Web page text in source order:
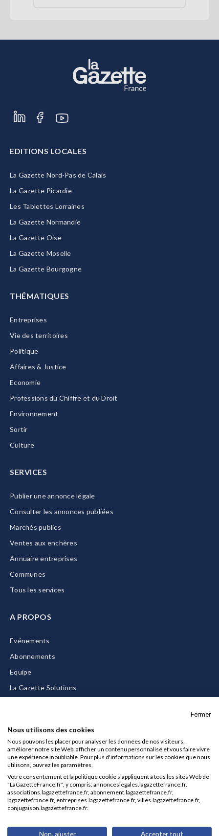
EDITIONS LOCALES
La Gazette Nord-Pas de Calais
La Gazette Picardie
Les Tablettes Lorraines
La Gazette Normandie
La Gazette Oise
La Gazette Moselle
La Gazette Bourgogne
THÉMATIQUES
Entreprises
Vie des territoires
Politique
Affaires & Justice
Economie
Professions du Chiffre et du Droit
Environnement
Sortir
Culture
SERVICES
Publier une annonce légale
Consulter les annonces publiées
Marchés publics
Ventes aux enchères
Annuaire entreprises
Communes
Tous les services
A PROPOS
Evénements
Abonnements
Equipe
La Gazette Solutions
Mentions légales
CGU/CGV
Données personnelles
Charte sur les cookies
Gérer vos cookies
© 2026 La Gazette France
Fermer
Nous utilisons des cookies
Nous pouvons les placer pour analyser les données de nos visiteurs,
améliorer notre site Web, afficher un contenu personnalisé et vous faire vivre
une expérience inoubliable. Pour plus d'informations sur les cookies que nous
utilisons, ouvrez les paramètres.
Votre consentement et la politique cookie s'appliquent à tous les sites Web de
"LaGazetteFrance.fr", y compris: annonceslegales.lagazettefrance.fr,
associations.lagazettefrance.fr, abonnement.lagazettefrance.fr,
lagazettefrance.fr, entreprises.lagazettefrance.fr, villes.lagazettefrance.fr,
conjugaison.lagazettefrance.fr.
Non, ajuster Accepter tout